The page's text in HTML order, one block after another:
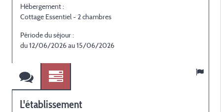
Hébergement :
Cottage Essentiel - 2 chambres
Période du séjour :
du 12/06/2026 au 15/06/2026
L'établissement